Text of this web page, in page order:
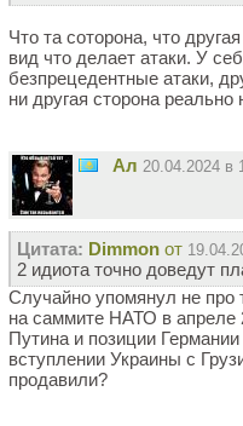
Что та соторона, что
вид что делает атаки. У
безпрецедентные атаки,
ни другая сторона реально
Ал 20.04.2024 в
Цитата: Dimmon от
2 идиота точно доведут
Случайно упомянул не про
на саммите НАТО в апреле
Путина и позиции
вступлении Украины с
продавили?